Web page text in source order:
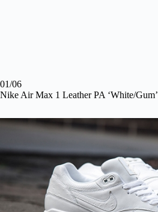
01/06
Nike Air Max 1 Leather PA ‘White/Gum’